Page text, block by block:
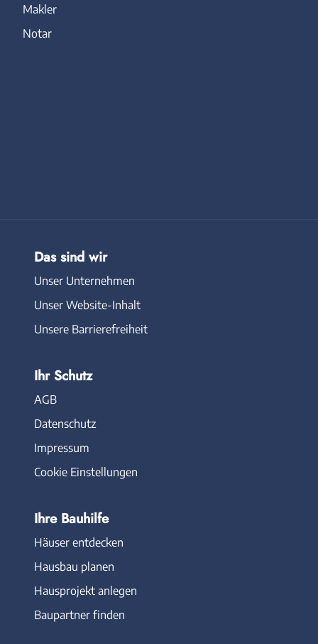
Makler
Notar
Das sind wir
Unser Unternehmen
Unser Website-Inhalt
Unsere Barrierefreiheit
Ihr Schutz
AGB
Datenschutz
Impressum
Cookie Einstellungen
Ihre Bauhilfe
Häuser entdecken
Hausbau planen
Hausprojekt anlegen
Baupartner finden